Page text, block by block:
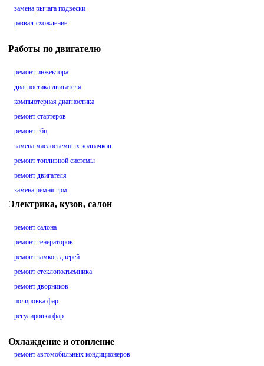
замена рычага подвески
развал-схождение
Работы по двигателю
ремонт инжектора
диагностика двигателя
компьютерная диагностика
ремонт стартеров
ремонт гбц
замена маслосъемных колпачков
ремонт топливной системы
ремонт двигателя
замена ремня грм
Электрика, кузов, салон
ремонт салона
ремонт генераторов
ремонт замков дверей
ремонт стеклоподъемника
ремонт дворников
полировка фар
регулировка фар
Охлаждение и отопление
ремонт автомобильных кондиционеров